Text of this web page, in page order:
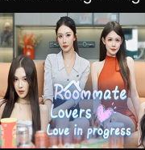
VIEW